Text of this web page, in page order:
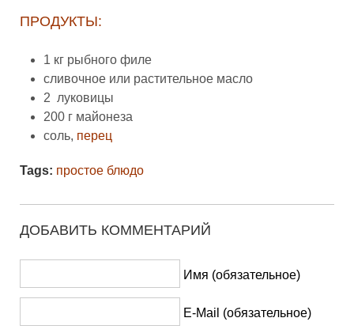
ПРОДУКТЫ:
1 кг рыбного филе
сливочное или растительное масло
2 луковицы
200 г майонеза
соль, перец
Tags: простое блюдо
ДОБАВИТЬ КОММЕНТАРИЙ
Имя (обязательное)
E-Mail (обязательное)